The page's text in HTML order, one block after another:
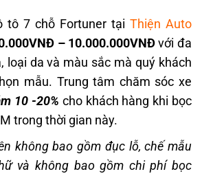
tô 7 chỗ Fortuner tại Thiện Auto
– 10.000.000VNĐvới đa
loại da và màu sắc mà quý khách
mẫu. Trung tâm chăm sóc xe
10 -20% cho khách hàng khi bọc
trong thời gian này.
không bao gồm đục lỗ, chế mẫu
và không bao gồm chi phí bọc